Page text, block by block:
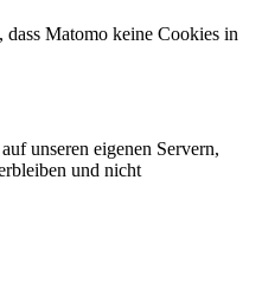
Matomo keine Cookies in
unseren eigenen Servern,
und nicht